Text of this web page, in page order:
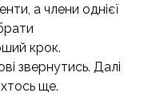
а члени однієї
крок.
звернутись. Далі
ще.